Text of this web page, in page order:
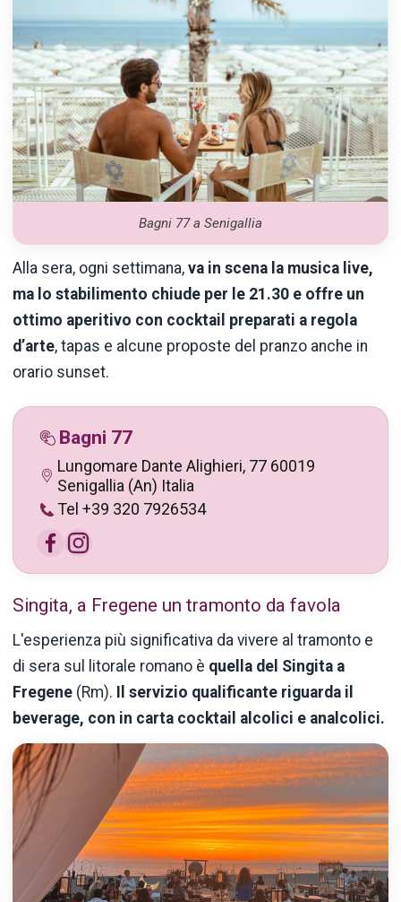
Bagni 77 a Senigallia
Alla sera, ogni settimana, va in scena la musica live,
ma lo stabilimento chiude per le 21.30 e offre un
ottimo aperitivo con cocktail preparati a regola
d’arte, tapas e alcune proposte del pranzo anche in
orario sunset.
Bagni 77
Lungomare Dante Alighieri, 77 60019
Senigallia (An) Italia
Tel +39 320 7926534
Singita, a Fregene un tramonto da favola
L'esperienza più significativa da vivere al tramonto e
di sera sul litorale romano è quella del Singita a
Fregene (Rm).
Il servizio qualificante riguarda il
beverage, con in carta cocktail alcolici e analcolici.